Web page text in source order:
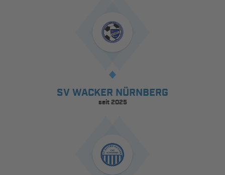
SV WACKER NÜRNBERG
seit 2025